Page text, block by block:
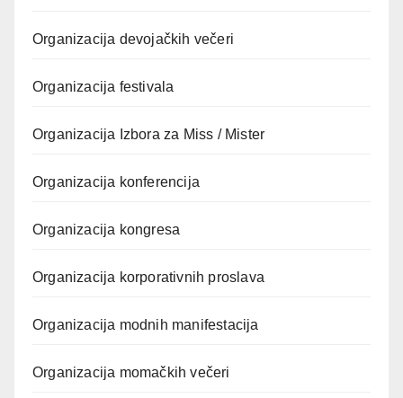
Organizacija devojačkih večeri
Organizacija festivala
Organizacija Izbora za Miss / Mister
Organizacija konferencija
Organizacija kongresa
Organizacija korporativnih proslava
Organizacija modnih manifestacija
Organizacija momačkih večeri